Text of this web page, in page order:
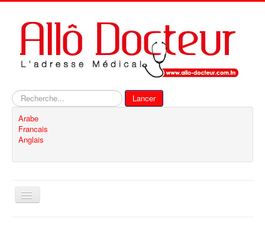
Rechercher
Lancer
Arabe
Francais
Anglais
Basculer